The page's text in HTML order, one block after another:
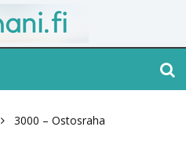
3000 – Ostosraha